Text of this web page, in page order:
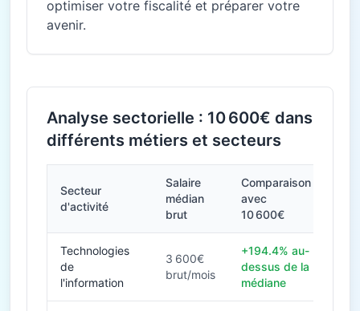
optimiser votre fiscalité et préparer votre
avenir.
Analyse sectorielle : 10 600€ dans
différents métiers et secteurs
Secteur
d'activité
Salaire
médian
brut
Comparaison
avec
10 600€
Technologies
de
l'information
3 600€
brut/mois
+194.4% au-
dessus de la
médiane